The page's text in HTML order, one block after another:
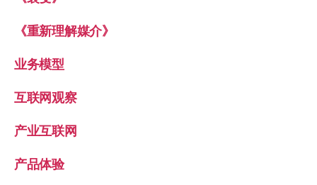
《重新理解媒介》
业务模型
互联网观察
产业互联网
产品体验